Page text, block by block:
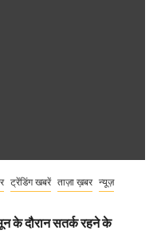
ट्रेंडिंग खबरें ताज़ा ख़बर न्यूज़
के दौरान सतर्क रहने के